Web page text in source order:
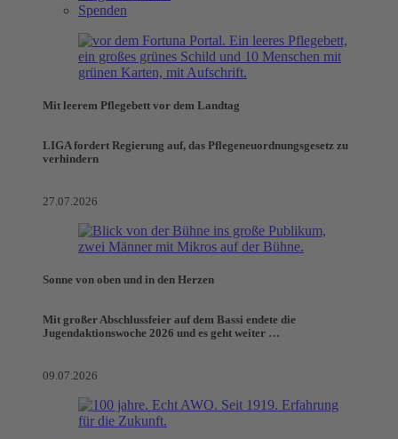
Spenden
Mit leerem Pflegebett vor dem Landtag
LIGA fordert Regierung auf, das Pflegeneuordnungsgesetz zu
verhindern
27.07.2026
Sonne von oben und in den Herzen
Mit großer Abschlussfeier auf dem Bassi endete die
Jugendaktionswoche 2026 und es geht weiter …
09.07.2026